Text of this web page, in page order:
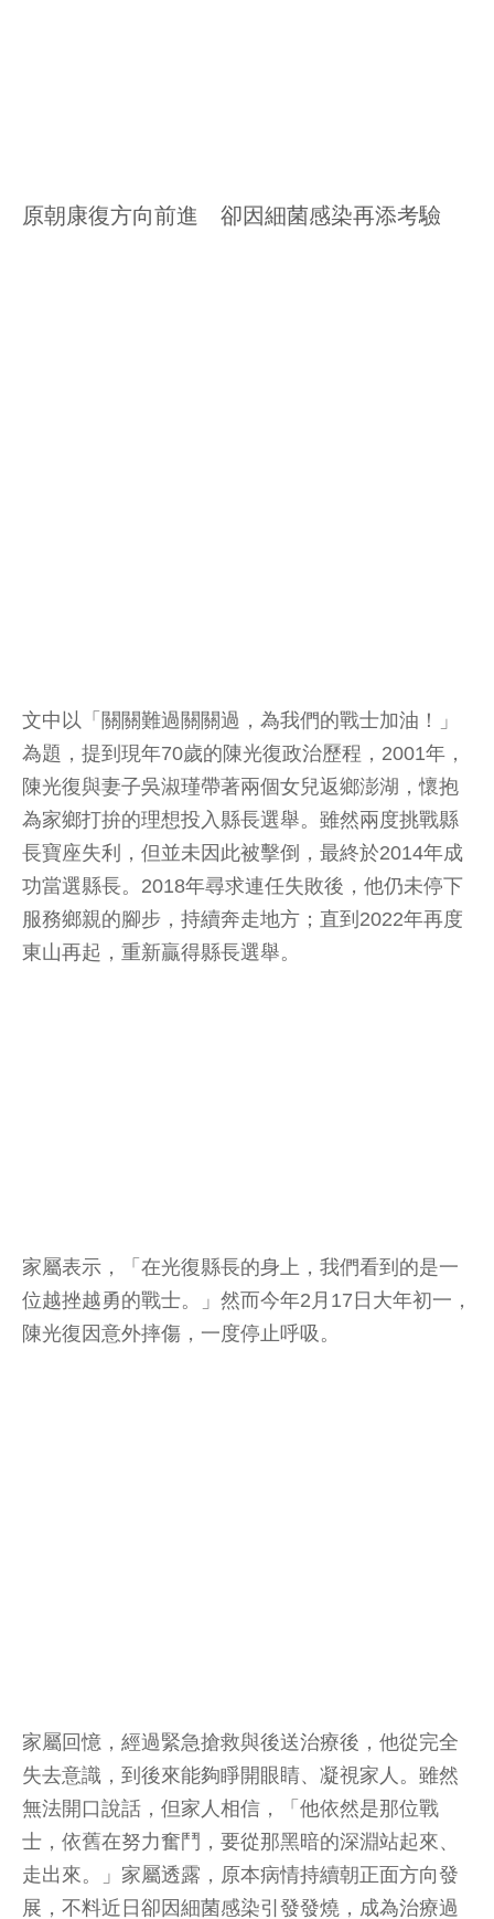
原朝康復方向前進 卻因細菌感染再添考驗
文中以「關關難過關關過，為我們的戰士加油！」
為題，提到現年70歲的陳光復政治歷程，2001年，
陳光復與妻子吳淑瑾帶著兩個女兒返鄉澎湖，懷抱
為家鄉打拚的理想投入縣長選舉。雖然兩度挑戰縣
長寶座失利，但並未因此被擊倒，最終於2014年成
功當選縣長。2018年尋求連任失敗後，他仍未停下
服務鄉親的腳步，持續奔走地方；直到2022年再度
東山再起，重新贏得縣長選舉。
家屬表示，「在光復縣長的身上，我們看到的是一
位越挫越勇的戰士。」然而今年2月17日大年初一，
陳光復因意外摔傷，一度停止呼吸。
家屬回憶，經過緊急搶救與後送治療後，他從完全
失去意識，到後來能夠睜開眼睛、凝視家人。雖然
無法開口說話，但家人相信，「他依然是那位戰
士，依舊在努力奮鬥，要從那黑暗的深淵站起來、
走出來。」家屬透露，原本病情持續朝正面方向發
展，不料近日卻因細菌感染引發發燒，成為治療過